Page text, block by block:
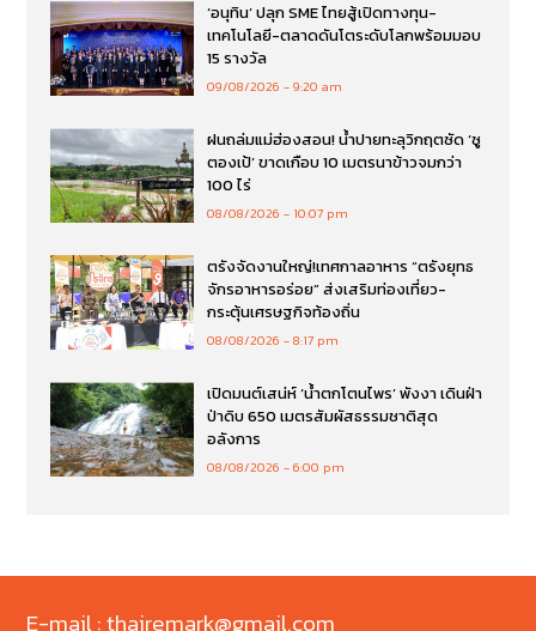
‘อนุทิน’ ปลุก SME ไทยสู้เปิดทางทุน-
เทคโนโลยี-ตลาดดันโตระดับโลกพร้อมมอบ
15 รางวัล
09/08/2026 9:20 am
ฝนถล่มแม่ฮ่องสอน! น้ำปายทะลุวิกฤตซัด ‘ซู
ตองเป้’ ขาดเกือบ 10 เมตรนาข้าวจมกว่า
100 ไร่
08/08/2026 10:07 pm
ตรังจัดงานใหญ่!เทศกาลอาหาร “ตรังยุทธ
จักรอาหารอร่อย” ส่งเสริมท่องเที่ยว-
กระตุ้นเศรษฐกิจท้องถิ่น
08/08/2026 8:17 pm
เปิดมนต์เสน่ห์ ‘น้ำตกโตนไพร’ พังงา เดินฝ่า
ป่าดิบ 650 เมตรสัมผัสธรรมชาติสุด
อลังการ
08/08/2026 6:00 pm
E-mail : thairemark@gmail.com